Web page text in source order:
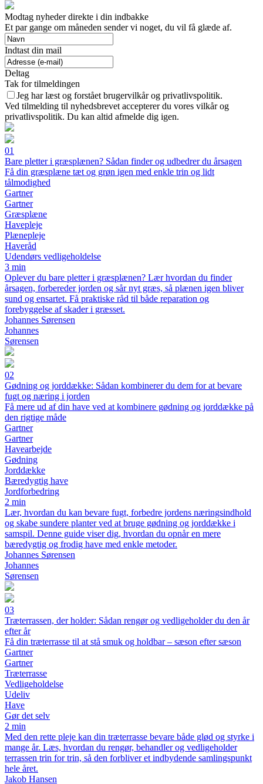
Modtag nyheder direkte i din indbakke
Et par gange om måneden sender vi noget, du vil få glæde af.
Indtast din mail
Deltag
Tak for tilmeldingen
Jeg har læst og forstået brugervilkår og privatlivspolitik.
Ved tilmelding til nyhedsbrevet accepterer du vores vilkår og
privatlivspolitik. Du kan altid afmelde dig igen.
01
Bare pletter i græsplænen? Sådan finder og udbedrer du årsagen
Få din græsplæne tæt og grøn igen med enkle trin og lidt
tålmodighed
Gartner
Gartner
Græsplæne
Havepleje
Plænepleje
Haveråd
Udendørs vedligeholdelse
3 min
Oplever du bare pletter i græsplænen? Lær hvordan du finder
årsagen, forbereder jorden og sår nyt græs, så plænen igen bliver
sund og ensartet. Få praktiske råd til både reparation og
forebyggelse af skader i græsset.
Johannes Sørensen
Johannes
Sørensen
02
Gødning og jorddække: Sådan kombinerer du dem for at bevare
fugt og næring i jorden
Få mere ud af din have ved at kombinere gødning og jorddække på
den rigtige måde
Gartner
Gartner
Havearbejde
Gødning
Jorddække
Bæredygtig have
Jordforbedring
2 min
Lær, hvordan du kan bevare fugt, forbedre jordens næringsindhold
og skabe sundere planter ved at bruge gødning og jorddække i
samspil. Denne guide viser dig, hvordan du opnår en mere
bæredygtig og frodig have med enkle metoder.
Johannes Sørensen
Johannes
Sørensen
03
Træterrassen, der holder: Sådan rengør og vedligeholder du den år
efter år
Få din træterrasse til at stå smuk og holdbar – sæson efter sæson
Gartner
Gartner
Træterrasse
Vedligeholdelse
Udeliv
Have
Gør det selv
2 min
Med den rette pleje kan din træterrasse bevare både glød og styrke i
mange år. Læs, hvordan du rengør, behandler og vedligeholder
terrassen trin for trin, så den forbliver et indbydende samlingspunkt
hele året.
Jakob Hansen